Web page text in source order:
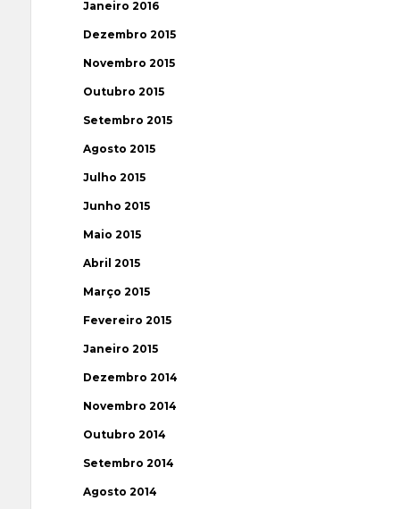
Janeiro 2016
Dezembro 2015
Novembro 2015
Outubro 2015
Setembro 2015
Agosto 2015
Julho 2015
Junho 2015
Maio 2015
Abril 2015
Março 2015
Fevereiro 2015
Janeiro 2015
Dezembro 2014
Novembro 2014
Outubro 2014
Setembro 2014
Agosto 2014